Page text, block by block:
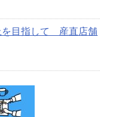
を目指して 産直店舗